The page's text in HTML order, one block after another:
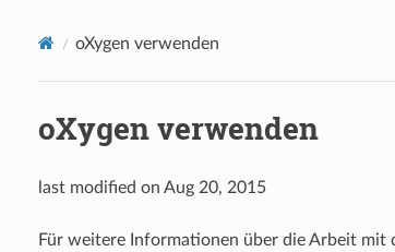
oXygen verwenden
oXygen verwenden
last modified on Aug 20, 2015
Für weitere Informationen über die Arbeit mit